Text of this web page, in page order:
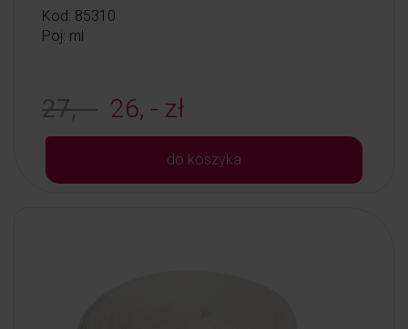
Kod: 85310
Poj: ml
27, - 26, - zł
do koszyka